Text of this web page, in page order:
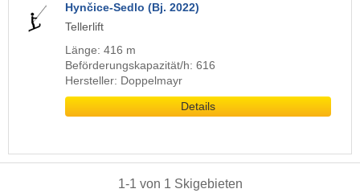
Hynčice-Sedlo (Bj. 2022)
Tellerlift
Länge: 416 m
Beförderungskapazität/h: 616
Hersteller: Doppelmayr
Details
1-1 von 1 Skigebieten